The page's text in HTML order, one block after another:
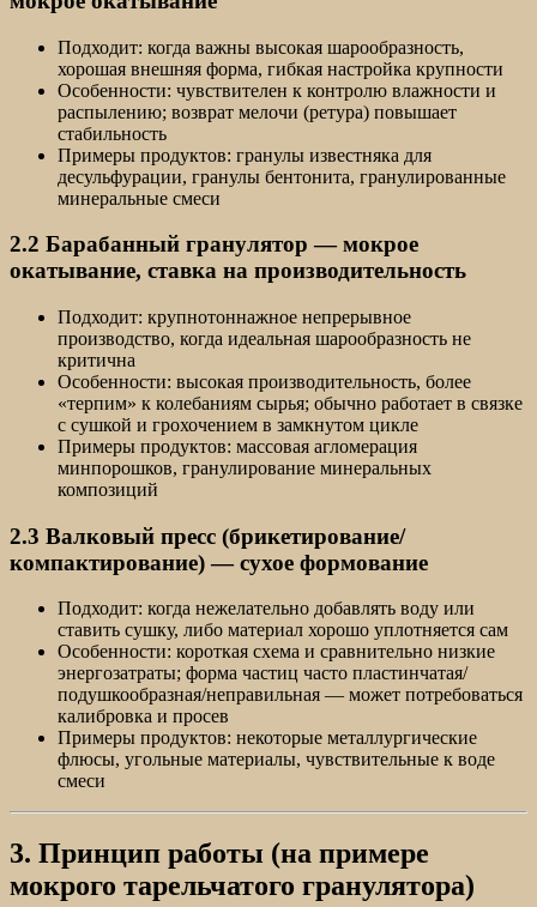
Подходит: когда важны высокая шарообразность,
хорошая внешняя форма, гибкая настройка крупности
Особенности: чувствителен к контролю влажности и
распылению; возврат мелочи (ретура) повышает
стабильность
Примеры продуктов: гранулы известняка для
десульфурации, гранулы бентонита, гранулированные
минеральные смеси
2.2 Барабанный гранулятор — мокрое
окатывание, ставка на производительность
Подходит: крупнотоннажное непрерывное
производство, когда идеальная шарообразность не
критична
Особенности: высокая производительность, более
«терпим» к колебаниям сырья; обычно работает в связке
с сушкой и грохочением в замкнутом цикле
Примеры продуктов: массовая агломерация
минпорошков, гранулирование минеральных
композиций
2.3 Валковый пресс (брикетирование/
компактирование) — сухое формование
Подходит: когда нежелательно добавлять воду или
ставить сушку, либо материал хорошо уплотняется сам
Особенности: короткая схема и сравнительно низкие
энергозатраты; форма частиц часто пластинчатая/
подушкообразная/неправильная — может потребоваться
калибровка и просев
Примеры продуктов: некоторые металлургические
флюсы, угольные материалы, чувствительные к воде
смеси
3. Принцип работы (на примере
мокрого тарельчатого гранулятора)